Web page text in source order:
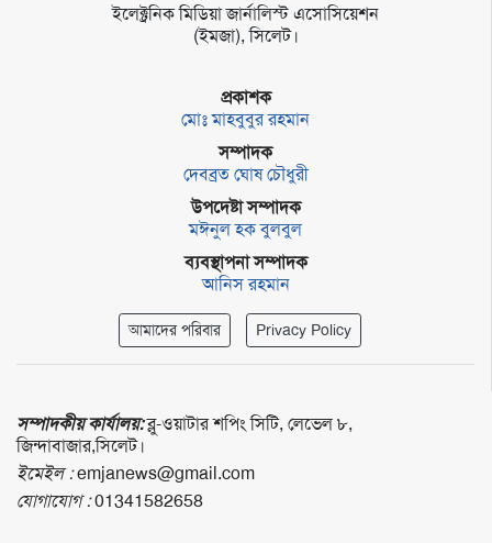
ইলেক্ট্র‌নিক মি‌ডিয়া জার্না‌লিস্ট এসো‌সি‌য়েশন
(ইমজা), সি‌লেট।
প্রকাশক
মোঃ মাহবুবুর রহমান
সম্পাদক
দেবব্রত ঘোষ চৌধুরী
উপদেষ্টা সম্পাদক
মঈনুল হক বুলবুল
ব্যবস্থাপনা সম্পাদক
আনিস রহমান
আমাদের পরিবার Privacy Policy
সম্পাদকীয় কার্যালয়:ব্লু-ওয়াটার শপিং সিটি, লেভেল ৮,
জিন্দাবাজার,সিলেট।
ইমেইল :emjanews@gmail.com
যোগাযোগ :01341582658